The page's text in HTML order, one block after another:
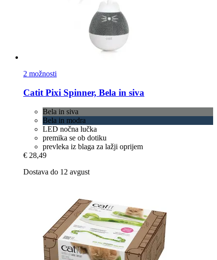
2 možnosti
Catit Pixi Spinner, Bela in siva
Bela in siva
Bela in modra
LED nočna lučka
premika se ob dotiku
prevleka iz blaga za lažji oprijem
€ 28,49
Dostava do 12 avgust